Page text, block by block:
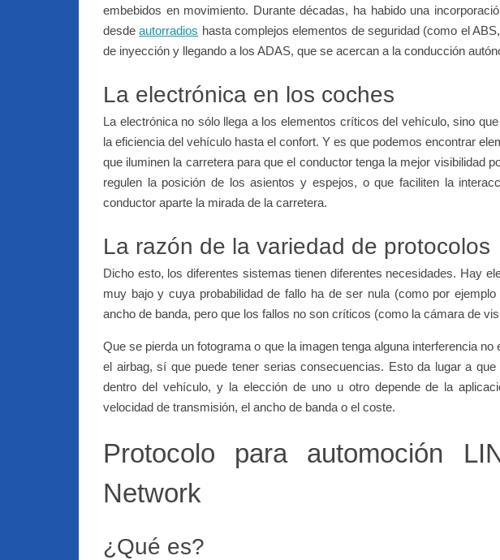
embebidos en movimiento. Durante décadas, ha habido una
desdeautorradios hasta complejos elementos de seguridad (como el
de inyección y llegando a los ADAS, que se acercan a la conducción
La electrónica en los coches
La electrónica no sólo llega a los elementos críticos del vehículo, sino
la eficiencia del vehículo hasta el confort. Y es que podemos encontrar
que iluminen la carretera para que el conductor tenga la mejor visibilidad
regulen la posición de los asientos y espejos, o que faciliten la
conductor aparte la mirada de la carretera.
La razón de la variedad de protocolos
Dicho esto, los diferentes sistemas tienen diferentes necesidades. Hay
muy bajo y cuya probabilidad de fallo ha de ser nula (como por
ancho de banda, pero que los fallos no son críticos (como la cámara de
Que se pierda un fotograma o que la imagen tenga alguna interferencia
el airbag, sí que puede tener serias consecuencias. Esto da lugar a
dentro del vehículo, y la elección de uno u otro depende de la
velocidad de transmisión, el ancho de banda o el coste.
Protocolo para automoción
Network
¿Qué es?